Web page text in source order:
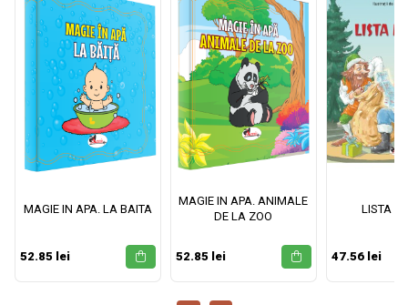
MAGIE IN APA. LA BAITA
52.85 lei
MAGIE IN APA. ANIMALE
DE LA ZOO
52.85 lei
LISTA
47.56 lei